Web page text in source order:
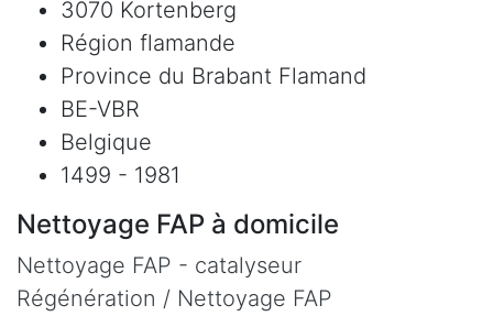
3070 Kortenberg
Région flamande
Province du Brabant Flamand
BE-VBR
Belgique
1499 - 1981
Nettoyage FAP à domicile
Nettoyage FAP - catalyseur
Régénération / Nettoyage FAP